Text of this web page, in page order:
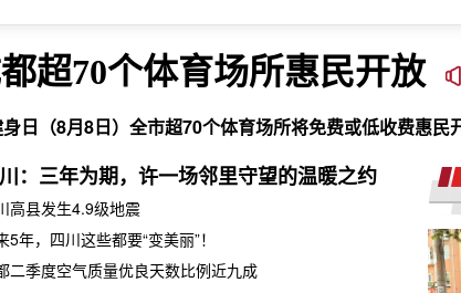
超70个体育场所惠民开放
日（8月8日）全市超70个体育场所将免费或低收费惠民
：三年为期，许一场邻里守望的温暖之约
高县发生4.9级地震
5年，四川这些都要“变美丽”！
二季度空气质量优良天数比例近九成